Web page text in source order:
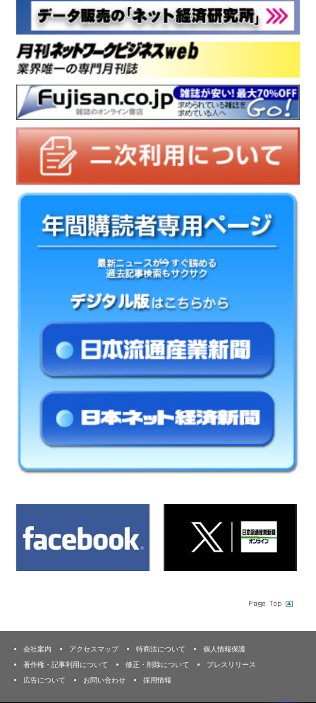
会社案内 アクセスマップ 特商法について
個人情報保護
著作権・記事利用について
修正・削除について
プレスリリース
広告について
お問い合わせ 採用情報